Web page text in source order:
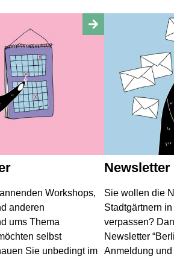
Workshops,
anderen
ums Thema
selbst
Sie unbedingt im
Newsletter
Sie wollen die
Stadtgärtnern
verpassen?
Newsletter
Anmeldung